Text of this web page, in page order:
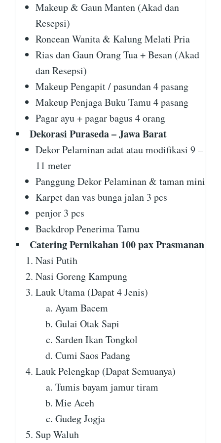
Makeup & Gaun Manten (Akad dan
Resepsi)
Roncean Wanita & Kalung Melati Pria
Rias dan Gaun Orang Tua + Besan (Akad
dan Resepsi)
Makeup Pengapit / pasundan 4 pasang
Makeup Penjaga Buku Tamu 4 pasang
Pagar ayu + pagar bagus 4 orang
Dekorasi Puraseda – Jawa Barat
Dekor Pelaminan adat atau modifikasi 9 –
11 meter
Panggung Dekor Pelaminan & taman mini
Karpet dan vas bunga jalan 3 pcs
penjor 3 pcs
Backdrop Penerima Tamu
Catering Pernikahan 100 pax Prasmanan
Nasi Putih
Nasi Goreng Kampung
Lauk Utama (Dapat 4 Jenis)
Ayam Bacem
Gulai Otak Sapi
Sarden Ikan Tongkol
Cumi Saos Padang
Lauk Pelengkap (Dapat Semuanya)
Tumis bayam jamur tiram
Mie Aceh
Gudeg Jogja
Sup Waluh